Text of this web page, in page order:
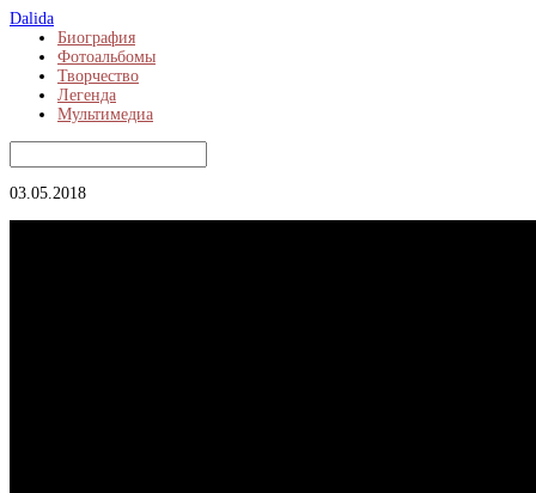
Dalida
Биография
Фотоальбомы
Творчество
Легенда
Мультимедиа
03.05.2018